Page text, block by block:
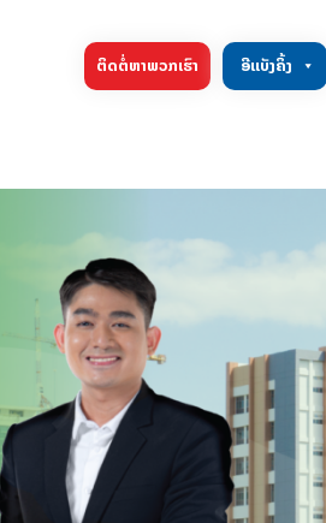
ຕິດຕໍ່ຫາພວກເຮົາ ອີແບັງຄິ້ງ